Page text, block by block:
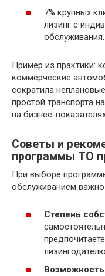
7% крупных
лизинг с
обслуживания.
Пример из практики:
коммерческие
сократила
простой транспорта
на бизнес-
Советы и
программы ТО
При выборе
обслуживанием важно
Степень